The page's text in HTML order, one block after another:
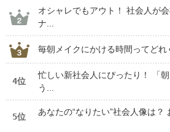
オシャレでもアウト！ 社会人が
ナ...
毎朝メイクにかける時間ってどれ
4位
忙しい新社会人にぴったり！ 「
う...
5位 あなたの“なりたい”社会人像は？